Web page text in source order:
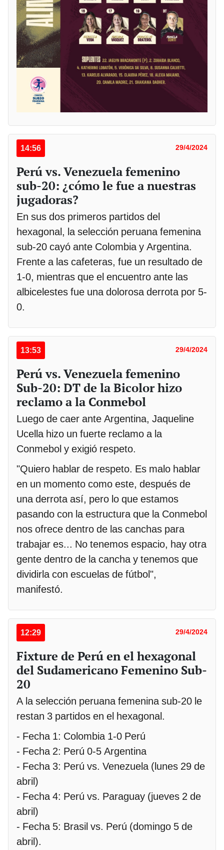
14:56 29/4/2024
Perú vs. Venezuela femenino
sub-20: ¿cómo le fue a nuestras
jugadoras?
En sus dos primeros partidos del
hexagonal, la selección peruana femenina
sub-20 cayó ante Colombia y Argentina.
Frente a las cafeteras, fue un resultado de
1-0, mientras que el encuentro ante las
albicelestes fue una dolorosa derrota por 5-
0.
13:53 29/4/2024
Perú vs. Venezuela femenino
Sub-20: DT de la Bicolor hizo
reclamo a la Conmebol
Luego de caer ante Argentina, Jaqueline
Ucella hizo un fuerte reclamo a la
Conmebol y exigió respeto.
"Quiero hablar de respeto. Es malo hablar
en un momento como este, después de
una derrota así, pero lo que estamos
pasando con la estructura que la Conmebol
nos ofrece dentro de las canchas para
trabajar es... No tenemos espacio, hay otra
gente dentro de la cancha y tenemos que
dividirla con escuelas de fútbol",
manifestó.
12:29 29/4/2024
Fixture de Perú en el hexagonal
del Sudamericano Femenino Sub-
20
A la selección peruana femenina sub-20 le
restan 3 partidos en el hexagonal.
- Fecha 1: Colombia 1-0 Perú
- Fecha 2: Perú 0-5 Argentina
- Fecha 3: Perú vs. Venezuela (lunes 29 de
abril)
- Fecha 4: Perú vs. Paraguay (jueves 2 de
abril)
- Fecha 5: Brasil vs. Perú (domingo 5 de
abril).